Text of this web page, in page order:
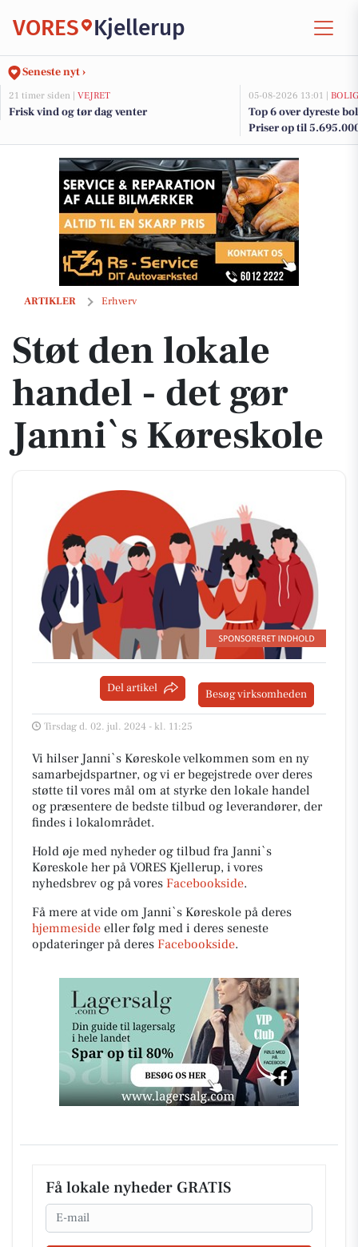
VORES Kjellerup
Seneste nyt ›
21 timer siden | VEJRET
Frisk vind og tør dag venter
05-08-2026 13:01 |
Top 6 over dyreste
Priser op til
ARTIKLER Erhverv
Støt den lokale handel - det gør Janni`s Køreskole
Støt den lokale
handel - det gør
Janni`s Køreskole
Del artikel Besøg virksomheden
Tirsdag d. 02. jul. 2024 - kl. 11:25
Vi hilser Janni`s Køreskole velkommen som en ny
samarbejdspartner, og vi er begejstrede over deres
støtte til vores mål om at styrke den lokale handel
og præsentere de bedste tilbud og leverandører, der
findes i lokalområdet.
Hold øje med nyheder og tilbud fra Janni`s
Køreskole her på VORES Kjellerup, i vores
nyhedsbrev og på vores Facebookside.
Få mere at vide om Janni`s Køreskole på deres
hjemmeside eller følg med i deres seneste
opdateringer på deres Facebookside.
Få lokale nyheder GRATIS
Email